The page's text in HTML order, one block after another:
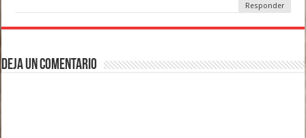
Responder
Deja un comentario